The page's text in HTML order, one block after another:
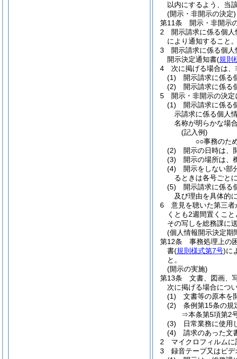
以内にするよう、当
(開示・非開示の決定)
第11条
開示・非開示
2
開示請求に係る個
により通知すること。
3
開示請求に係る個
開示決定通知書(規則
4
次に掲げる場合は
(1)
開示請求に係る
(2)
開示請求に係る
5
開示・非開示の決
(1)
開示請求に係る
示請求に係る個人
名称が明らかな場
(記入例)
○○事務のた
(2)
開示の日時は、
(3)
開示の場所は、
(4)
開示をしない部
るときは各号ごと
(5)
開示請求に係る
及び理由を具体的
6
意見を聴いた第三
くとも2週間置くこ
その写しを総務課に
(個人情報開示決定期
第12条
事務処理上の
書(規則様式第7号)に
と。
(開示の実施)
第13条
文書、図画、
次に掲げる場合につ
(1)
文書等の原本を
(2)
条例第15条の規
⇒本条第5項第2
(3)
日常業務に使用
(4)
請求のあった文
2
マイクロフィルム
3
録音テープ又はビ